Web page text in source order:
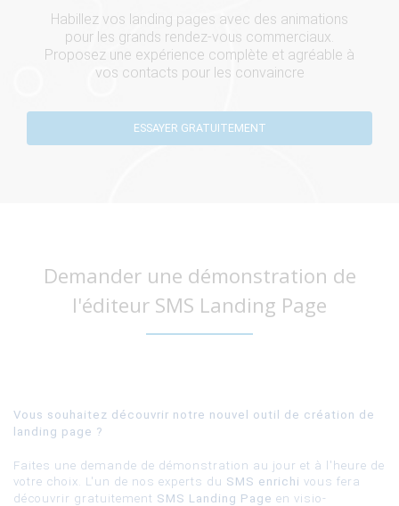
Habillez vos landing pages avec des animations
pour les grands rendez-vous commerciaux.
Proposez une expérience complète et agréable à
vos contacts pour les convaincre
ESSAYER GRATUITEMENT
Demander une démonstration de
l'éditeur SMS Landing Page
Vous souhaitez découvrir notre nouvel outil de création de
landing page ?
Faites une demande de démonstration au jour et à l'heure de
votre choix. L'un de nos experts du SMS enrichi vous fera
découvrir gratuitement SMS Landing Page en visio-